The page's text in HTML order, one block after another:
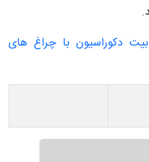
دکوراسیون با چراغ های